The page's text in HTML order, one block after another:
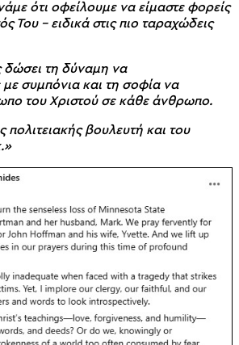
ότι οφείλουμε να είμαστε φορείς
Του – ειδικά στις πιο ταραχώδεις
δώσει τη δύναμη να
συμπόνια και τη σοφία να
του Χριστού σε κάθε άνθρωπο.
βουλευτή και του